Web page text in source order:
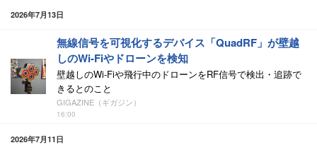
2026年7月13日
無線信号を可視化するデバイス「QuadRF」が壁越
しのWi-Fiやドローンを検知
壁越しのWi-Fiや飛行中のドローンをRF信号で検出・追跡で
きるとのこと
GIGAZINE（ギガジン）
16:00
2026年7月11日